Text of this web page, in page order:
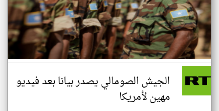
الجيش الصومالي يصدر بيانا بعد فيديو
مهين لأمريكا